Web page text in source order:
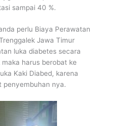
sampai 40 %.
perlu Biaya Perawatan
Jawa Timur
luka diabetes secara
harus berobat ke
Kaki Diabed, karena
penyembuhan nya.